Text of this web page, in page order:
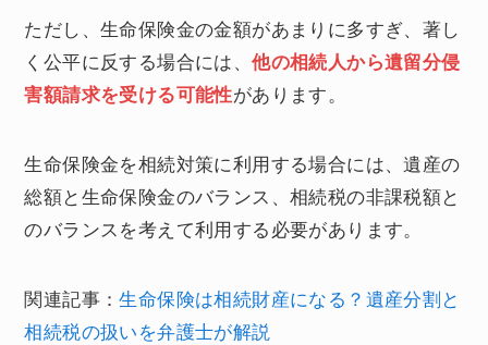
ただし、生命保険金の金額があまりに多すぎ、著し
く公平に反する場合には、他の相続人から遺留分侵
害額請求を受ける可能性があります。
生命保険金を相続対策に利用する場合には、遺産の
総額と生命保険金のバランス、相続税の非課税額と
のバランスを考えて利用する必要があります。
関連記事：生命保険は相続財産になる？遺産分割と
相続税の扱いを弁護士が解説